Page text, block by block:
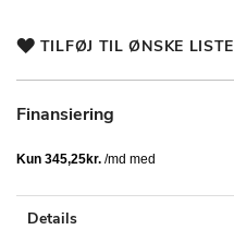
TILFØJ TIL ØNSKE LISTE
Finansiering
Details